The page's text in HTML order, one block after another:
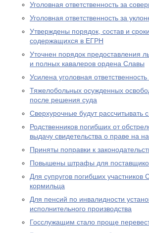
Уголовная ответственность за
Уголовная ответственность за
Утверждены порядок, состав и
содержащихся в ЕГРН
Уточнен порядок предоставления
и полных кавалеров ордена Славы
Усилена уголовная
Тяжелобольных осужденных
после решения суда
Сверхурочные будут
Родственников погибших от
выдачу свидетельства о праве на
Приняты поправки к
Повышены штрафы для
Для супругов погибших
кормильца
Для пенсий по инвалидности
исполнительного производства
Госслужащим стало проще